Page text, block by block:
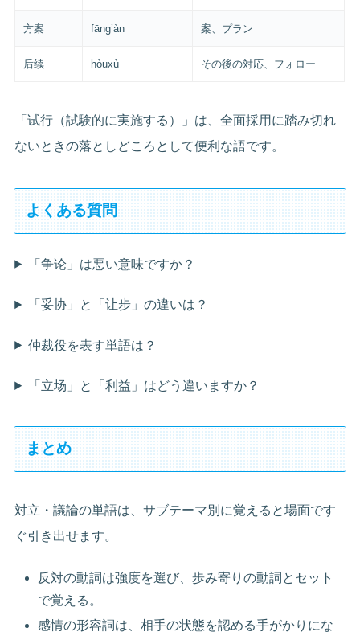
方案 fāng’àn 案、プラン
后续 hòuxù その後の対応、フォロー
「试行（試験的に実施する）」は、全面採用に踏み切れ
ないときの落としどころとして便利な語です。
よくある質問
「争论」は悪い意味ですか？
「妥协」と「让步」の違いは？
仲裁役を表す単語は？
「立场」と「利益」はどう違いますか？
まとめ
対立・議論の単語は、サブテーマ別に覚えると場面です
ぐ引き出せます。
反対の動詞は強度を選び、歩み寄りの動詞とセット
で覚える。
感情の形容詞は、相手の状態を認める手がかりにな